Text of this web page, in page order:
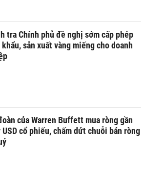
tra Chính phủ đề nghị sớm cấp phép
khẩu, sản xuất vàng miếng cho doanh
của Warren Buffett mua ròng gần
cổ phiếu, chấm dứt chuỗi bán ròng